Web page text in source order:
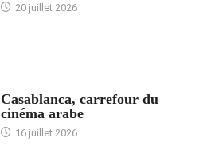
20 juillet 2026
Casablanca, carrefour du
cinéma arabe
16 juillet 2026